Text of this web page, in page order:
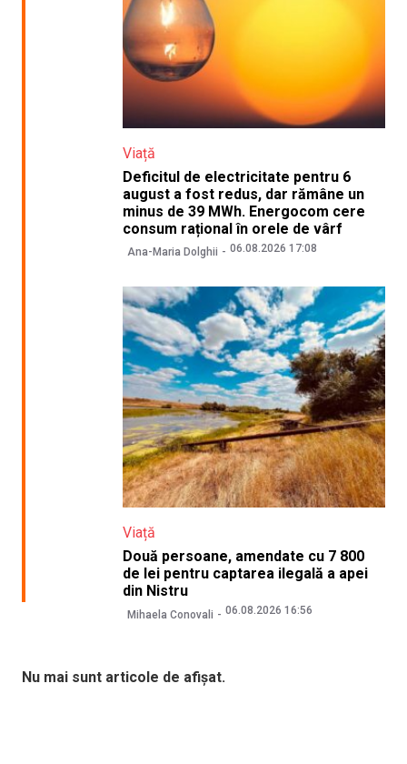
Viață
Deficitul de electricitate pentru 6
august a fost redus, dar rămâne un
minus de 39 MWh. Energocom cere
consum rațional în orele de vârf
Ana-Maria Dolghii 06.08.2026 17:08
Viață
Două persoane, amendate cu 7 800
de lei pentru captarea ilegală a apei
din Nistru
Mihaela Conovali 06.08.2026 16:56
Nu mai sunt articole de afișat.